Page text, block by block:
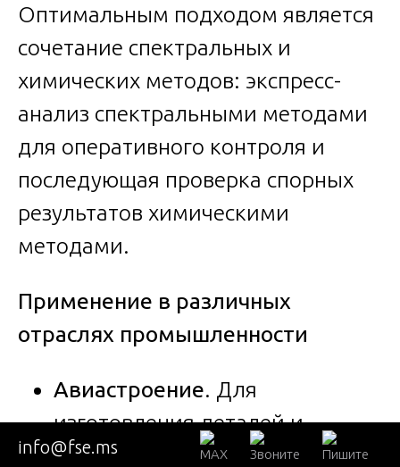
Оптимальным подходом является
сочетание спектральных и
химических методов: экспресс-
анализ спектральными методами
для оперативного контроля и
последующая проверка спорных
результатов химическими
методами.
Применение в различных
отраслях промышленности
Авиастроение. Для
изготовления деталей и
конструкций, подвергающихся
info@fse.ms